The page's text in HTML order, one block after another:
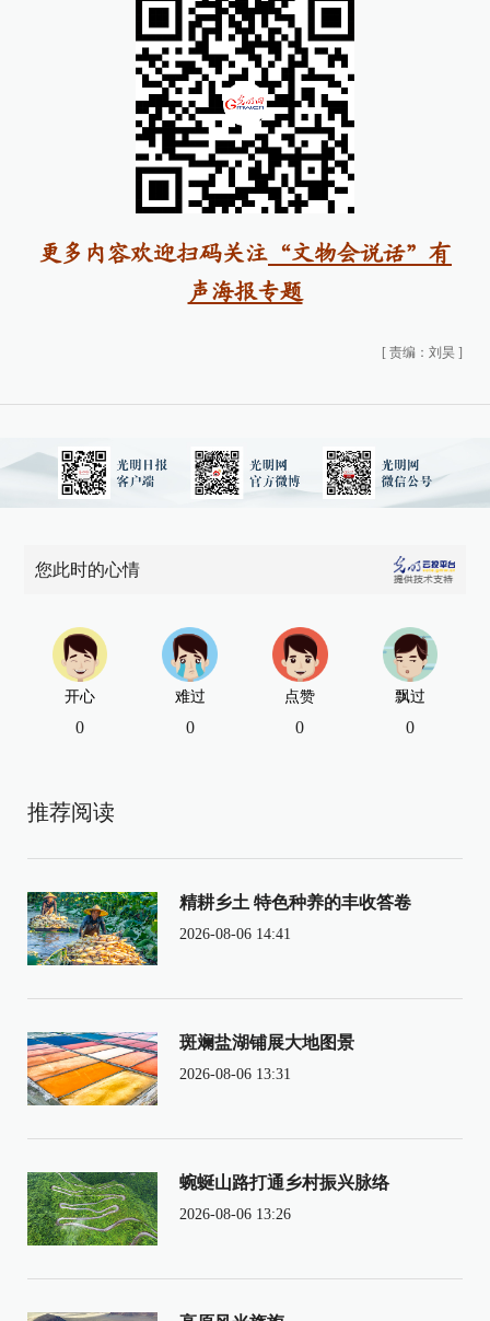
更多内容欢迎扫码关注 “文物会说话”有
声海报专题
[ 责编：刘昊 ]
您此时的心情
开心
0
难过
0
点赞
0
飘过
0
推荐阅读
精耕乡土 特色种养的丰收答卷
2026-08-06 14:41
斑斓盐湖铺展大地图景
2026-08-06 13:31
蜿蜒山路打通乡村振兴脉络
2026-08-06 13:26